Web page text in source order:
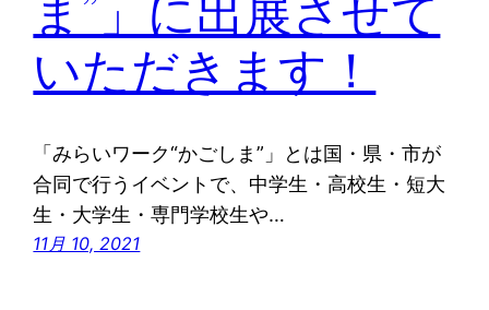
いただきます！
「みらいワーク“かごしま”」とは国・県・市が
合同で行うイベントで、中学生・高校生・短大
生・大学生・専門学校生や…
11月 10, 2021